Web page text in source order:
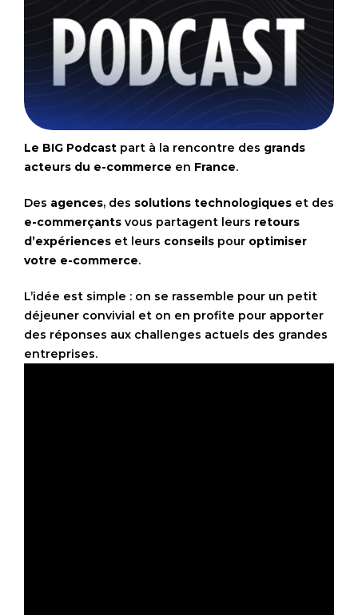
Le BIG Podcast part à la rencontre des grands
acteurs du e-commerce en France.
Des agences, des solutions technologiques et des
e-commerçants vous partagent leurs retours
d’expériences et leurs conseils pour optimiser
votre e-commerce.
L’idée est simple : on se rassemble pour un petit
déjeuner convivial et on en profite pour apporter
des réponses aux challenges actuels des grandes
entreprises.